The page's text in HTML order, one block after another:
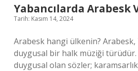
Yabancılarda Arabesk
Tarih: Kasım 14, 2024
Arabesk hangi ülkenin? Arabesk,
duygusal bir halk müziği türüdür.
duygusal olan sözler;